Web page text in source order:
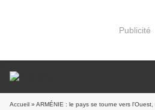
Publicité
Accueil » ARMÉNIE : le pays se tourne vers